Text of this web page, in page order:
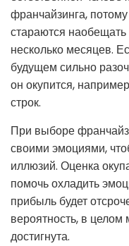
франчайзинга,
стараются
несколько месяцев.
будущем сильно
он окупится,
строк.
При выборе
своими эмоциями,
иллюзий. Оценка
помочь охладить
прибыль будет
вероятность, в
достигнута.